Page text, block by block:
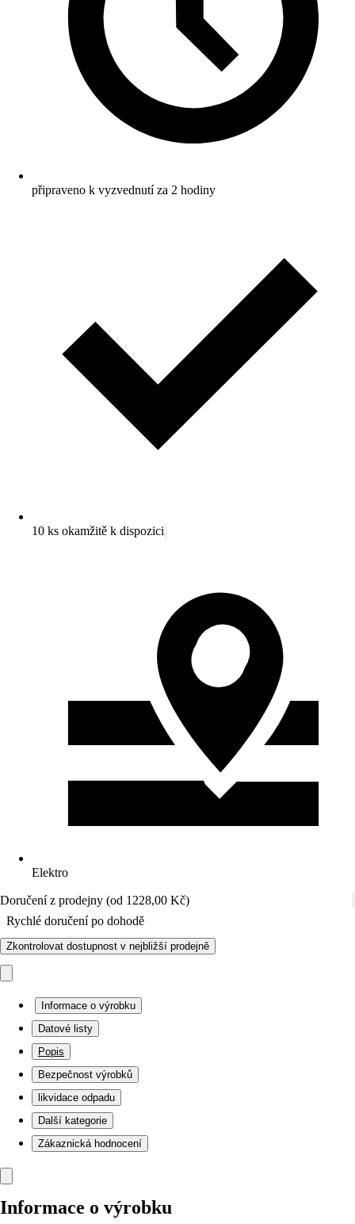
připraveno k vyzvednutí za 2 hodiny
10 ks okamžitě k dispozici
Elektro
Doručení z prodejny (od 1228,00 Kč)
Rychlé doručení po dohodě
Zkontrolovat dostupnost v nejbližší prodejně
Informace o výrobku
Datové listy
Popis
Bezpečnost výrobků
likvidace odpadu
Další kategorie
Zákaznická hodnocení
Informace o výrobku